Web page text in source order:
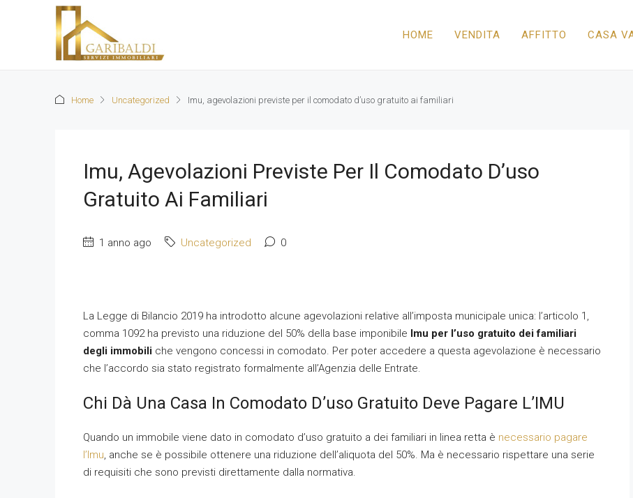
HOME VENDITA AFFITTO CASA
Home Uncategorized Imu, agevolazioni previste per il comodato d’uso gratuito ai familiari
Imu, Agevolazioni Previste Per Il Comodato D’uso
Gratuito Ai Familiari
1 anno ago Uncategorized 0
La Legge di Bilancio 2019 ha introdotto alcune agevolazioni relative all’imposta municipale unica: l’articolo 1,
comma 1092 ha previsto una riduzione del 50% della base imponibile Imu per l’uso gratuito dei familiari
degli immobili che vengono concessi in comodato. Per poter accedere a questa agevolazione è necessario
che l’accordo sia stato registrato formalmente all’Agenzia delle Entrate.
Chi Dà Una Casa In Comodato D’uso Gratuito Deve Pagare L’IMU
Quando un immobile viene dato in comodato d’uso gratuito a dei familiari in linea retta è necessario pagare
l’Imu, anche se è possibile ottenere una riduzione dell’aliquota del 50%. Ma è necessario rispettare una serie
di requisiti che sono previsti direttamente dalla normativa.